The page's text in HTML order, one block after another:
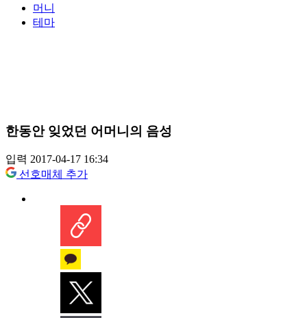
머니
테마
한동안 잊었던 어머니의 음성
입력 2017-04-17 16:34
선호매체 추가